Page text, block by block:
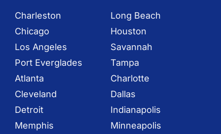
Charleston
Long Beach
Chicago
Houston
Los Angeles
Savannah
Port Everglades
Tampa
Atlanta
Charlotte
Cleveland
Dallas
Detroit
Indianapolis
Memphis
Minneapolis